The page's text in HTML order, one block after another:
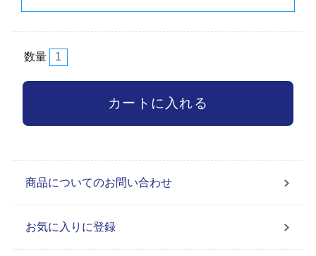
数量
商品についてのお問い合わせ
お気に入りに登録